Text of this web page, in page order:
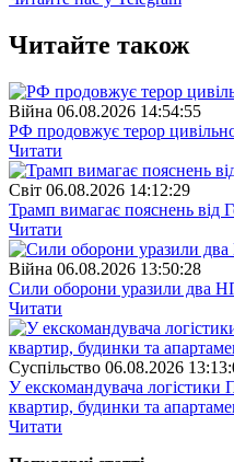
Читайте також
Війна 06.08.2026 14:54:55
РФ продовжує терор
Читати
Свiт 06.08.2026 14:12:29
Трамп вимагає пояснень від
Читати
Війна 06.08.2026 13:50:28
Сили оборони уразили два
Читати
Суспiльство 06.08.2026
У екскомандувача логістики
квартир, будинки та
Читати